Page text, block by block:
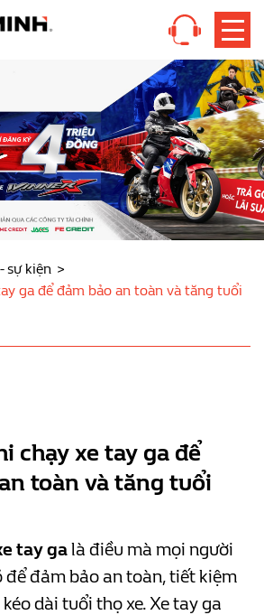
sự kiện
ga để đảm bảo an toàn và tăng tuổi
chạy xe tay ga để
toàn và tăng tuổi
tay galà điều mà mọi người
để đảm bảo an toàn, tiết kiệm
dài tuổi thọ xe. Xe tay ga